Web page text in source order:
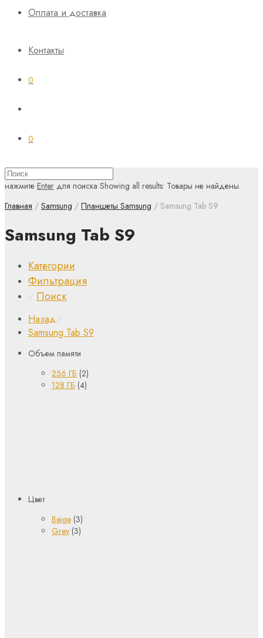
Оплата и доставка
Контакты
0
0
нажмите Enter для поиска Showing all results: Товары не найдены.
Главная / Samsung / Планшеты Samsung / Samsung Tab S9
Samsung Tab S9
Категории
Фильтрация
⁄ Поиск
Назад⁄
Samsung Tab S9
Объем памяти
256 ГБ (2)
128 ГБ (4)
Цвет
Beige (3)
Grey (3)